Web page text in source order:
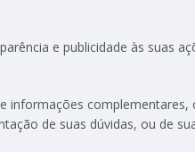
e publicidade às suas
informações
de suas dúvidas, ou de